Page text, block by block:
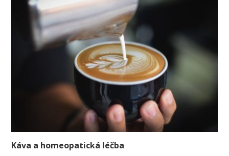
Káva a homeopatická léčba